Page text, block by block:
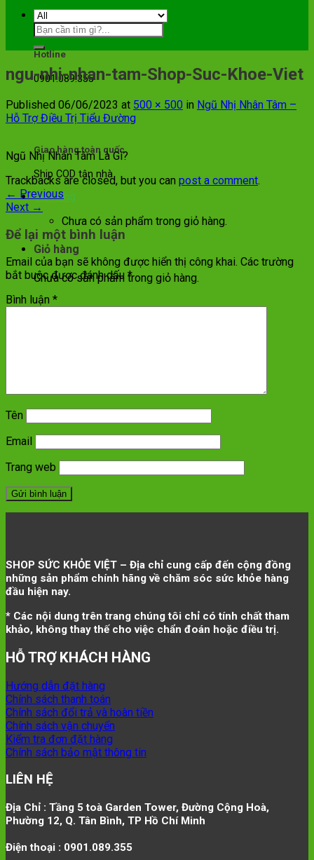
Hotline
0901.089.355
Giao hàng toàn quốc
Ship COD tận nhà
Giỏ hàng
Chưa có sản phẩm trong giỏ hàng.
Giỏ hàng
Chưa có sản phẩm trong giỏ hàng.
ngu-nhi-nhan-tam-Shop-Suc-Khoe-Viet
Published 06/06/2023 at 500 × 500 in Ngũ Nhị Nhân Tâm –
Hỗ Trợ Điều Trị Tiểu Đường
Ngũ Nhị Nhân Tâm Là Gì?
Trackbacks are closed, but you can post a comment.
← Previous
Next →
Để lại một bình luận
Email của bạn sẽ không được hiển thị công khai. Các trường
bắt buộc được đánh dấu *
Bình luận *
Tên
Email
Trang web
SHOP SỨC KHỎE VIỆT – Địa chỉ cung cấp đến cộng đồng
những sản phẩm chính hãng về chăm sóc sức khỏe hàng
đầu hiện nay.
* Các nội dung trên trang chúng tôi chỉ có tính chất tham
khảo, không thay thế cho việc chẩn đoán hoặc điều trị.
HỖ TRỢ KHÁCH HÀNG
Hướng dẫn đặt hàng
Chính sách thanh toán
Chính sách đổi trả và hoàn tiền
Chính sách vận chuyển
Kiểm tra đơn đặt hàng
Chính sách bảo mật thông tin
LIÊN HỆ
Địa Chỉ : Tầng 5 toà Garden Tower, Đường Cộng Hoà,
Phường 12, Q. Tân Bình, TP Hồ Chí Minh
Điện thoại : 0901.089.355